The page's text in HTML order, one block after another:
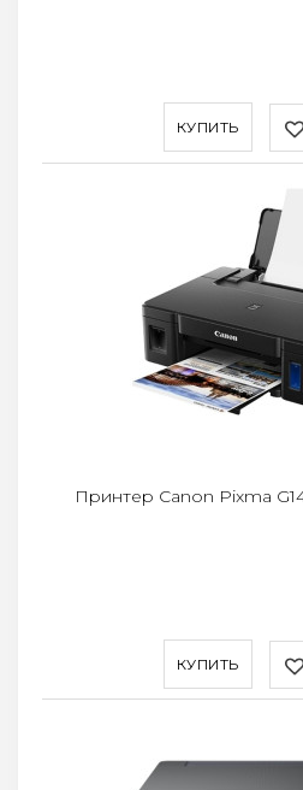
КУПИТЬ
КУПИТЬ
Принтер Canon Pixma